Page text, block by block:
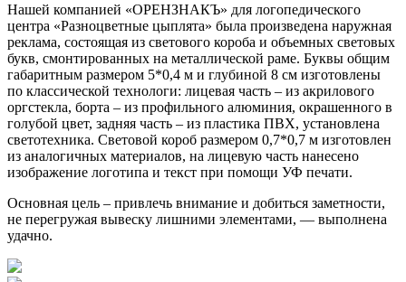
Нашей компанией «ОРЕНЗНАКЪ» для логопедического
центра «Разноцветные цыплята» была произведена наружная
реклама, состоящая из светового короба и объемных световых
букв, смонтированных на металлической раме. Буквы общим
габаритным размером 5*0,4 м и глубиной 8 см изготовлены
по классической технологи: лицевая часть – из акрилового
оргстекла, борта – из профильного алюминия, окрашенного в
голубой цвет, задняя часть – из пластика ПВХ, установлена
светотехника. Световой короб размером 0,7*0,7 м изготовлен
из аналогичных материалов, на лицевую часть нанесено
изображение логотипа и текст при помощи УФ печати.
Основная цель – привлечь внимание и добиться заметности,
не перегружая вывеску лишними элементами, — выполнена
удачно.